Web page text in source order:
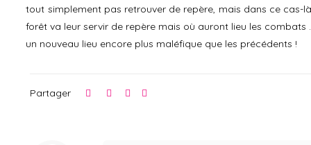
tout simplement pas retrouver de repère, mais dans ce cas-
forêt va leur servir de repère mais où auront lieu les combats
un nouveau lieu encore plus maléfique que les précédents !
Partager